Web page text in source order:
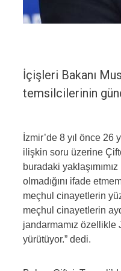
İçişleri Bakanı
temsilcilerinin
İzmir’de 8 yıl önce 26
ilişkin soru üzerine
buradaki
olmadığını ifade
meçhul cinayetlerin
meçhul cinayetlerin
jandarmamız özellikle
yürütüyor.” dedi.